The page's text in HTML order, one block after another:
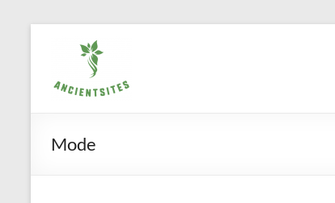
ancientsites.eu
Mode